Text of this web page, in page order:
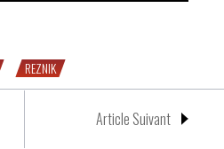
REZNIK
Article Suivant